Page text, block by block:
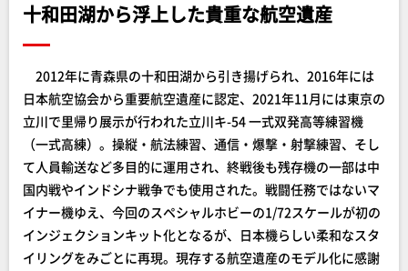
十和田湖から浮上した貴重な航空遺産
2012年に青森県の十和田湖から引き揚げられ、2016年には
日本航空協会から重要航空遺産に認定、2021年11月には東京の
立川で里帰り展示が行われた立川キ-54 一式双発高等練習機
（一式高練）。操縦・航法練習、通信・爆撃・射撃練習、そし
て人員輸送など多目的に運用され、終戦後も残存機の一部は中
国内戦やインドシナ戦争でも使用された。戦闘任務ではないマ
イナー機ゆえ、今回のスペシャルホビーの1/72スケールが初の
インジェクションキット化となるが、日本機らしい柔和なスタ
イリングをみごとに再現。現存する航空遺産のモデル化に感謝